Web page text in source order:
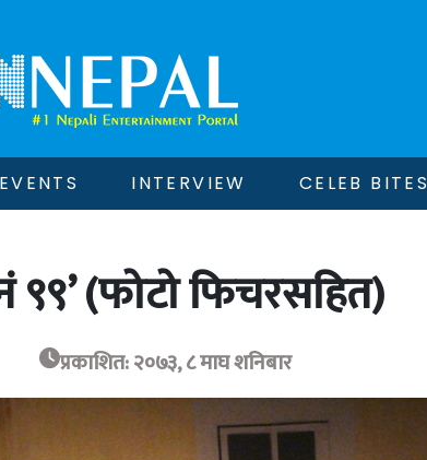
EVENTS INTERVIEW CELEB BITES
९९’ (फोटो फिचरसहित)
प्रकाशित: २०७३, ८ माघ शनिबार